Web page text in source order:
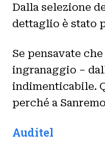
Dalla selezione
dettaglio è stato
Se pensavate
ingranaggio –
indimenticabile.
perché a
Auditel